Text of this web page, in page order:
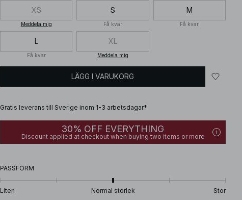
XS
Meddela mig
S
Få kvar
M
Få kvar
L
Få kvar
XL
Meddela mig
LÄGG I VARUKORG
Gratis leverans till Sverige inom 1-3 arbetsdagar*
30% OFF EVERYTHING
Discount applied at checkout when buying two items or more
PASSFORM
Liten Normal storlek Stor